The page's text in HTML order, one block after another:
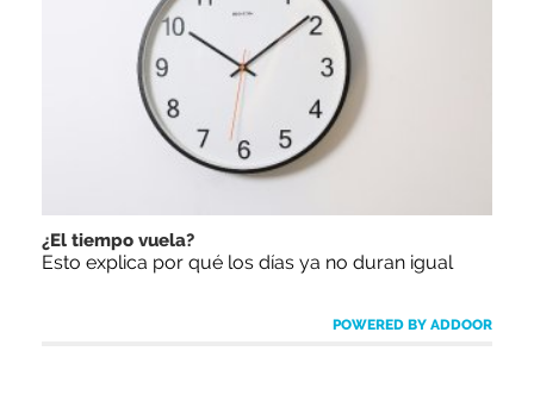
¿El tiempo vuela?
Esto explica por qué los días ya no duran igual
POWERED BY ADDOOR